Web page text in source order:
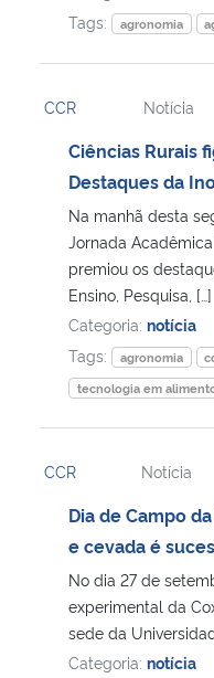
Tags:
agronomia
CCR Notícia
Ciências Rurais
Destaques da
Na manhã desta
Jornada
premiou os
Ensino, Pesquisa, […]
Categoria: notícia
Tags:
agronomia
tecnologia em
CCR Notícia
Dia de Campo
e cevada é
No dia 27 de
experimental da
sede da
Categoria: notícia